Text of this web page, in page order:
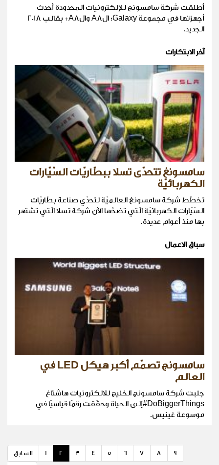
أطلقت شركة سامسونج للإلكترونيات المحدودة أحدث
أجهزتها في مجموعة Galaxy: الA8 والA8+ بقالب 2018
الجديد.
آخر الابتكارات
سامسونغ تتحدّى تسلا ببطّاريّات السّيّارات
الكهربائيّة
تخطّط شركة سامسونغ العالميّة لتحدّي صناعة بطّاريّات
السّيّارات الكهربائيّة الّتي تضخّها الآن شركة تسلا الّتي تشتهر
بها منذ أعوام عديدة.
سباق الاعمال
سامسونج تصمّم أكبر هيكل LED في
العالم
جلبت شركة سامسونج الخليج للالكترونيات هاشتاغ
DoBiggerThings#إلى الحياة وحقّقت رقمًا قياسيًا في
موسوعة غينيس.
السابق 1 2 3 4 5 6 7 8 9